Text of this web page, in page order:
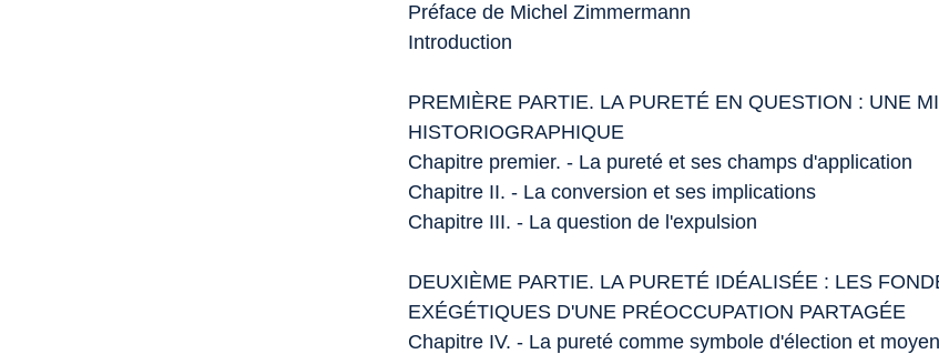
Préface de Michel Zimmermann
Introduction
PREMIÈRE PARTIE. LA PURETÉ EN QUESTION : UNE
HISTORIOGRAPHIQUE
Chapitre premier. - La pureté et ses champs d'application
Chapitre II. - La conversion et ses implications
Chapitre III. - La question de l'expulsion
DEUXIÈME PARTIE. LA PURETÉ IDÉALISÉE : LES
EXÉGÉTIQUES D'UNE PRÉOCCUPATION PARTAGÉE
Chapitre IV. - La pureté comme symbole d'élection et